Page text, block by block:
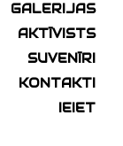
GALERIJAS
AKTĪVISTS
SUVENĪRI
KONTAKTI
IEIET